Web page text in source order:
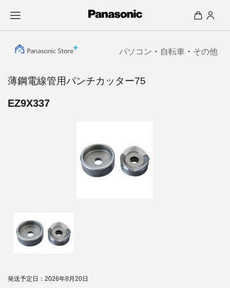
パソコン ・ 自転車 ・ その他
薄鋼電線管用パンチカッター75
EZ9X337
発送予定日：2026年8月20日